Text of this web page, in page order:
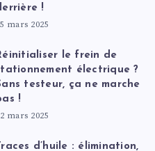
!
mars 2025
le frein de
électrique ?
testeur, ça ne marche
!
mars 2025
d’huile : élimination,